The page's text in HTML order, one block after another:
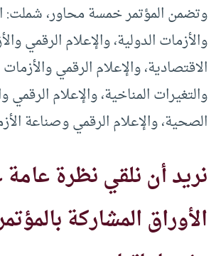
وتضمن المؤتمر خمسة محاور، شملت:
والأزمات الدولية، والإعلام الرقمي
الاقتصادية، والإعلام الرقمي والأزمات
والتغيرات المناخية، والإعلام الرقمي
الصحية، والإعلام الرقمي وصناعة
نريد أن نلقي نظرة
الأوراق المشاركة